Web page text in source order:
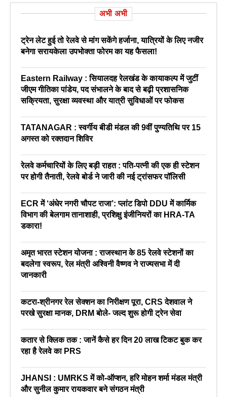
अभी अभी
ट्रेन लेट हुई तो रेलवे से मांग सकेंगे हर्जाना, यात्रियों के लिए नजीर
बनेगा सरायकेला उपभोक्ता फोरम का यह फैसला!
Eastern Railway : सियालदह रेलखंड के कायाकल्प में जुटीं
जीएम गीतिका पांडेय, पद संभालने के बाद से बढ़ी प्रशासनिक
सक्रियता, सुरक्षा व्यवस्था और यात्री सुविधाओं पर फोकस
TATANAGAR : स्वर्गीय बीडी मंडल की 9वीं पुण्यतिथि पर 15
अगस्त को रक्तदान शिविर
रेलवे कर्मचारियों के लिए बड़ी राहत : पति-पत्नी की एक ही स्टेशन
पर होगी तैनाती, रेलवे बोर्ड ने जारी की नई ट्रांसफर पॉलिसी
ECR में ‘अंधेर नगरी चौपट राजा’: प्लांट डिपो DDU में कार्मिक
विभाग की बेलगाम तानाशाही, प्रशिक्षु इंजीनियरों का HRA-TA
डकारा!
अमृत भारत स्टेशन योजना : राजस्थान के 85 रेलवे स्टेशनों का
बदलेगा स्वरूप, रेल मंत्री अश्विनी वैष्णव ने राज्यसभा में दी
जानकारी
कटरा-श्रीनगर रेल सेक्शन का निरीक्षण पूरा, CRS देशवाल ने
परखे सुरक्षा मानक, DRM बोले- जल्द शुरू होगी ट्रेन सेवा
कतार से क्लिक तक : जानें कैसे हर दिन 20 लाख टिकट बुक कर
रहा है रेलवे का PRS
JHANSI : UMRKS में को-ऑप्शन, हरि मोहन शर्मा मंडल मंत्री
और सुनील कुमार रायकवार बने संगठन मंत्री